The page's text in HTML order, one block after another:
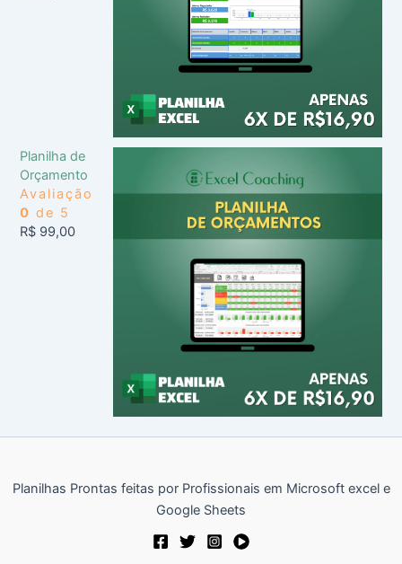
Planilha de
Orçamento
Avaliação
0 de 5
R$ 99,00
Planilhas Prontas feitas por Profissionais em Microsoft excel e
Google Sheets